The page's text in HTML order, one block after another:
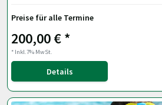
Preise für alle Termine
200,00 € *
* Inkl.7% MwSt.
Details